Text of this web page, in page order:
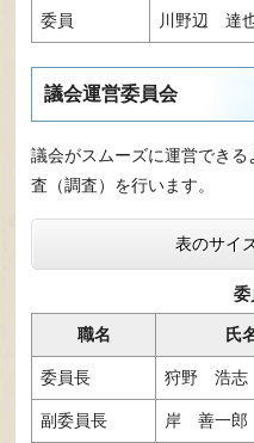
委員 川野辺 達
議会運営委員会
議会がスムーズに運営でき
査（調査）を行います。
表のサイ
委
職名 氏
委員長 狩野 浩志
副委員長 岸 善一郎